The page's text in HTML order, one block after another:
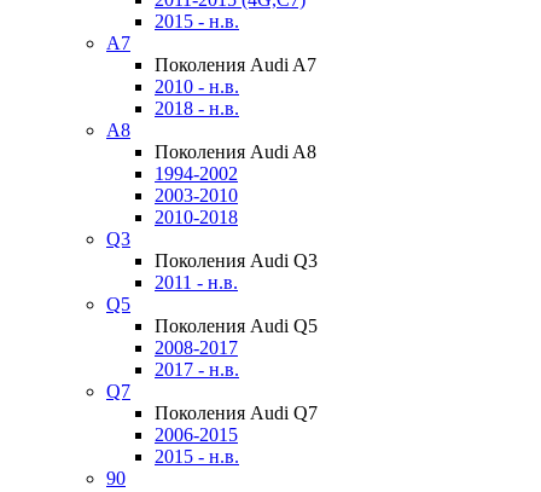
2015 - н.в.
A7
Поколения Audi A7
2010 - н.в.
2018 - н.в.
A8
Поколения Audi A8
1994-2002
2003-2010
2010-2018
Q3
Поколения Audi Q3
2011 - н.в.
Q5
Поколения Audi Q5
2008-2017
2017 - н.в.
Q7
Поколения Audi Q7
2006-2015
2015 - н.в.
90